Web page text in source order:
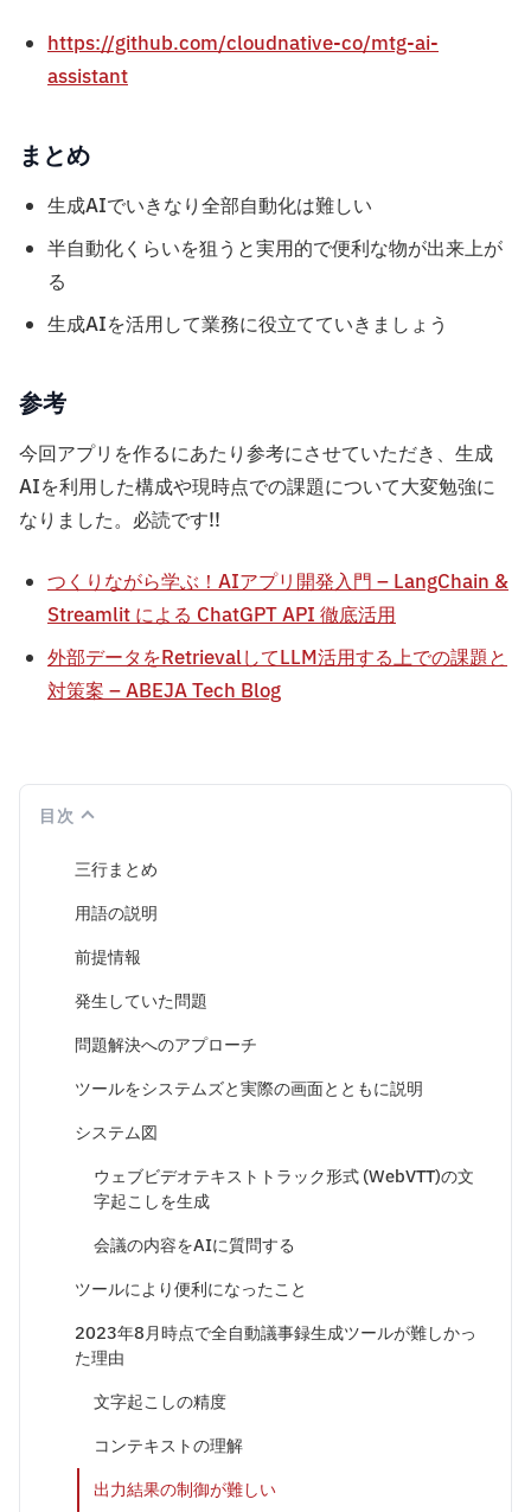
https://github.com/cloudnative-co/mtg-ai-
assistant
まとめ
生成AIでいきなり全部自動化は難しい
半自動化くらいを狙うと実用的で便利な物が出来上が
る
生成AIを活用して業務に役立てていきましょう
参考
今回アプリを作るにあたり参考にさせていただき、生成
AIを利用した構成や現時点での課題について大変勉強に
なりました。必読です!!
つくりながら学ぶ！AIアプリ開発入門 – LangChain &
Streamlit による ChatGPT API 徹底活用
外部データをRetrievalしてLLM活用する上での課題と
対策案 – ABEJA Tech Blog
目次
三行まとめ
用語の説明
前提情報
発生していた問題
問題解決へのアプローチ
ツールをシステムズと実際の画面とともに説明
システム図
ウェブビデオテキストトラック形式 (WebVTT)の文
字起こしを生成
会議の内容をAIに質問する
ツールにより便利になったこと
2023年8月時点で全自動議事録生成ツールが難しかっ
た理由
文字起こしの精度
コンテキストの理解
出力結果の制御が難しい